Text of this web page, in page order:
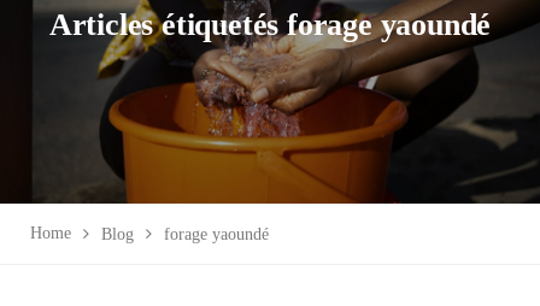
Articles étiquetés forage yaoundé
Home Blog forage yaoundé